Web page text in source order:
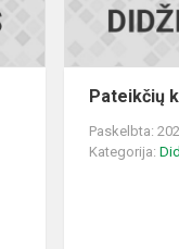
Pateikčių
Paskelbta:
Kategorija: